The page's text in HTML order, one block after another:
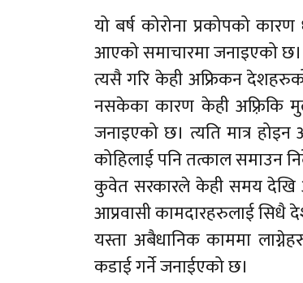
यो बर्ष कोरोना प्रकोपको
आएको समाचारमा जनाइएको छ।
त्यसै गरि केही अफ्रिकन
नसकेका कारण केही अफ़्रिकि
जनाइएको छ। त्यति मात्र
कोहिलाई पनि तत्काल समाउन
कुवेत सरकारले केही समय देखि
आप्रवासी कामदारहरुलाई सिधै
यस्ता अबैधानिक काममा
कडाई गर्ने जनाईएको छ।